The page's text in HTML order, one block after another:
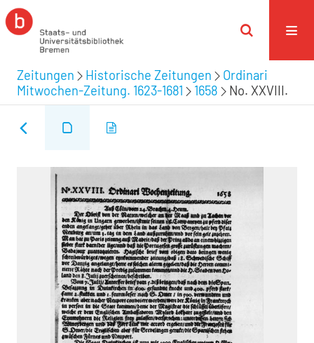
Zeitungen Historische Zeitungen
Ordinari
Mitwochen-Zeitung. 1623-1681
1658 No. XXVIII.